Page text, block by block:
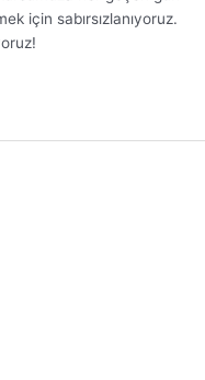
için sabırsızlanıyoruz.